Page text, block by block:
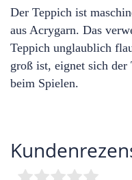
Der Teppich ist
aus Acrygarn. Das
Teppich unglaublich
groß ist, eignet sich
beim Spielen.